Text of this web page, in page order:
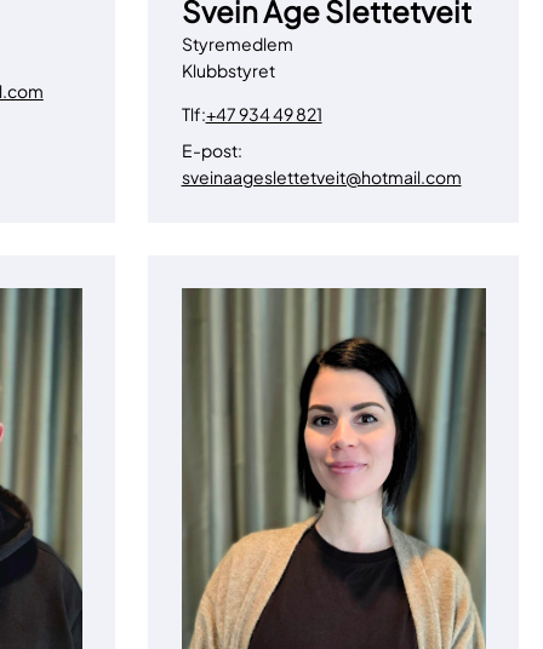
Svein Åge Slettetveit
Styremedlem
Klubbstyret
Tlf:+47 934 49 821
E-post:
sveinaageslettetveit@hotmail.com